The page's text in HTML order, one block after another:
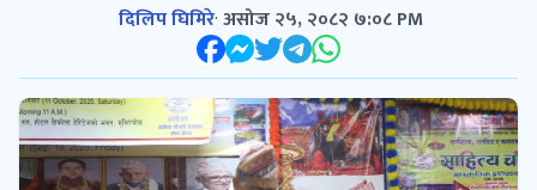
दिलिप घिमिरे·असोज २५, २०८२ ७:०८ PM